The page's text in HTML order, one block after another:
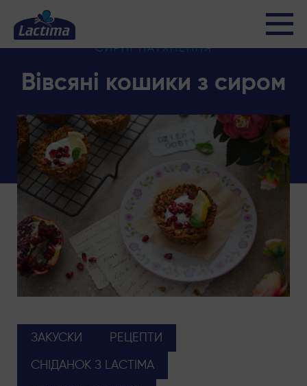
СИРНІ НАТХНЕННЯ
Вівсяні кошики з сиром
ЗАКУСКИ РЕЦЕПТИ
СНІДАНОК З LACTIMA